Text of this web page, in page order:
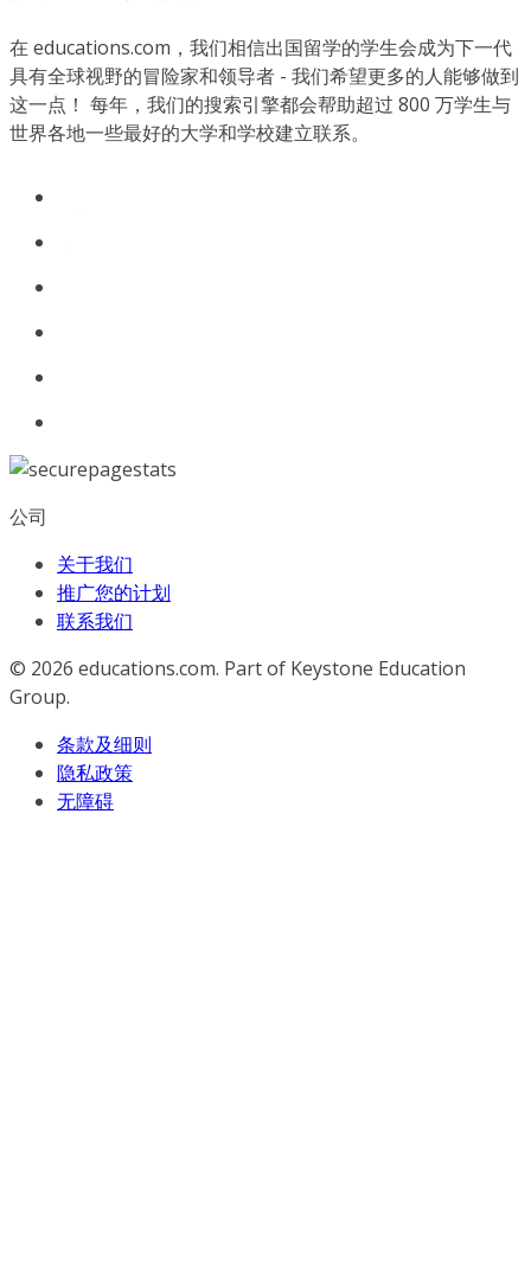
在 educations.com，我们相信出国留学的学生会成为下一代
具有全球视野的冒险家和领导者 - 我们希望更多的人能够做到
这一点！ 每年，我们的搜索引擎都会帮助超过 800 万学生与
世界各地一些最好的大学和学校建立联系。
公司
关于我们
推广您的计划
联系我们
© 2026 educations.com. Part of Keystone Education
Group.
条款及细则
隐私政策
无障碍